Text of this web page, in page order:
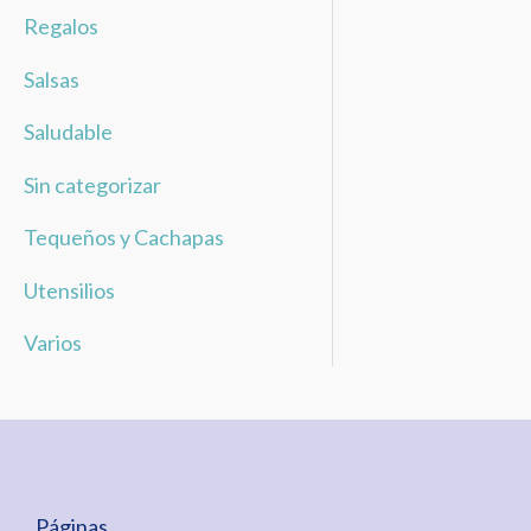
Regalos
Salsas
Saludable
Sin categorizar
Tequeños y Cachapas
Utensilios
Varios